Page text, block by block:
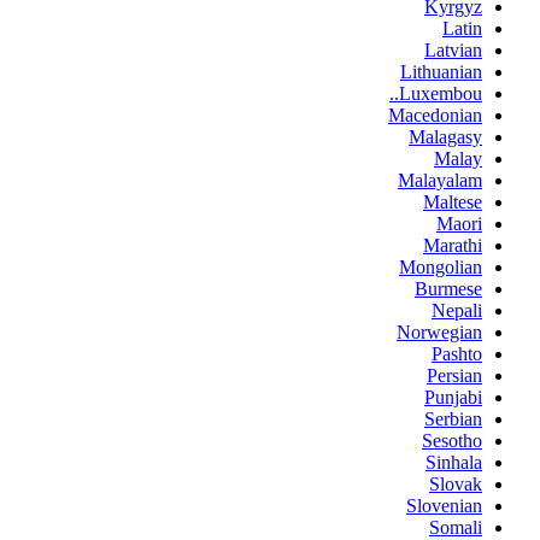
Kyrgyz
Latin
Latvian
Lithuanian
Luxembou..
Macedonian
Malagasy
Malay
Malayalam
Maltese
Maori
Marathi
Mongolian
Burmese
Nepali
Norwegian
Pashto
Persian
Punjabi
Serbian
Sesotho
Sinhala
Slovak
Slovenian
Somali